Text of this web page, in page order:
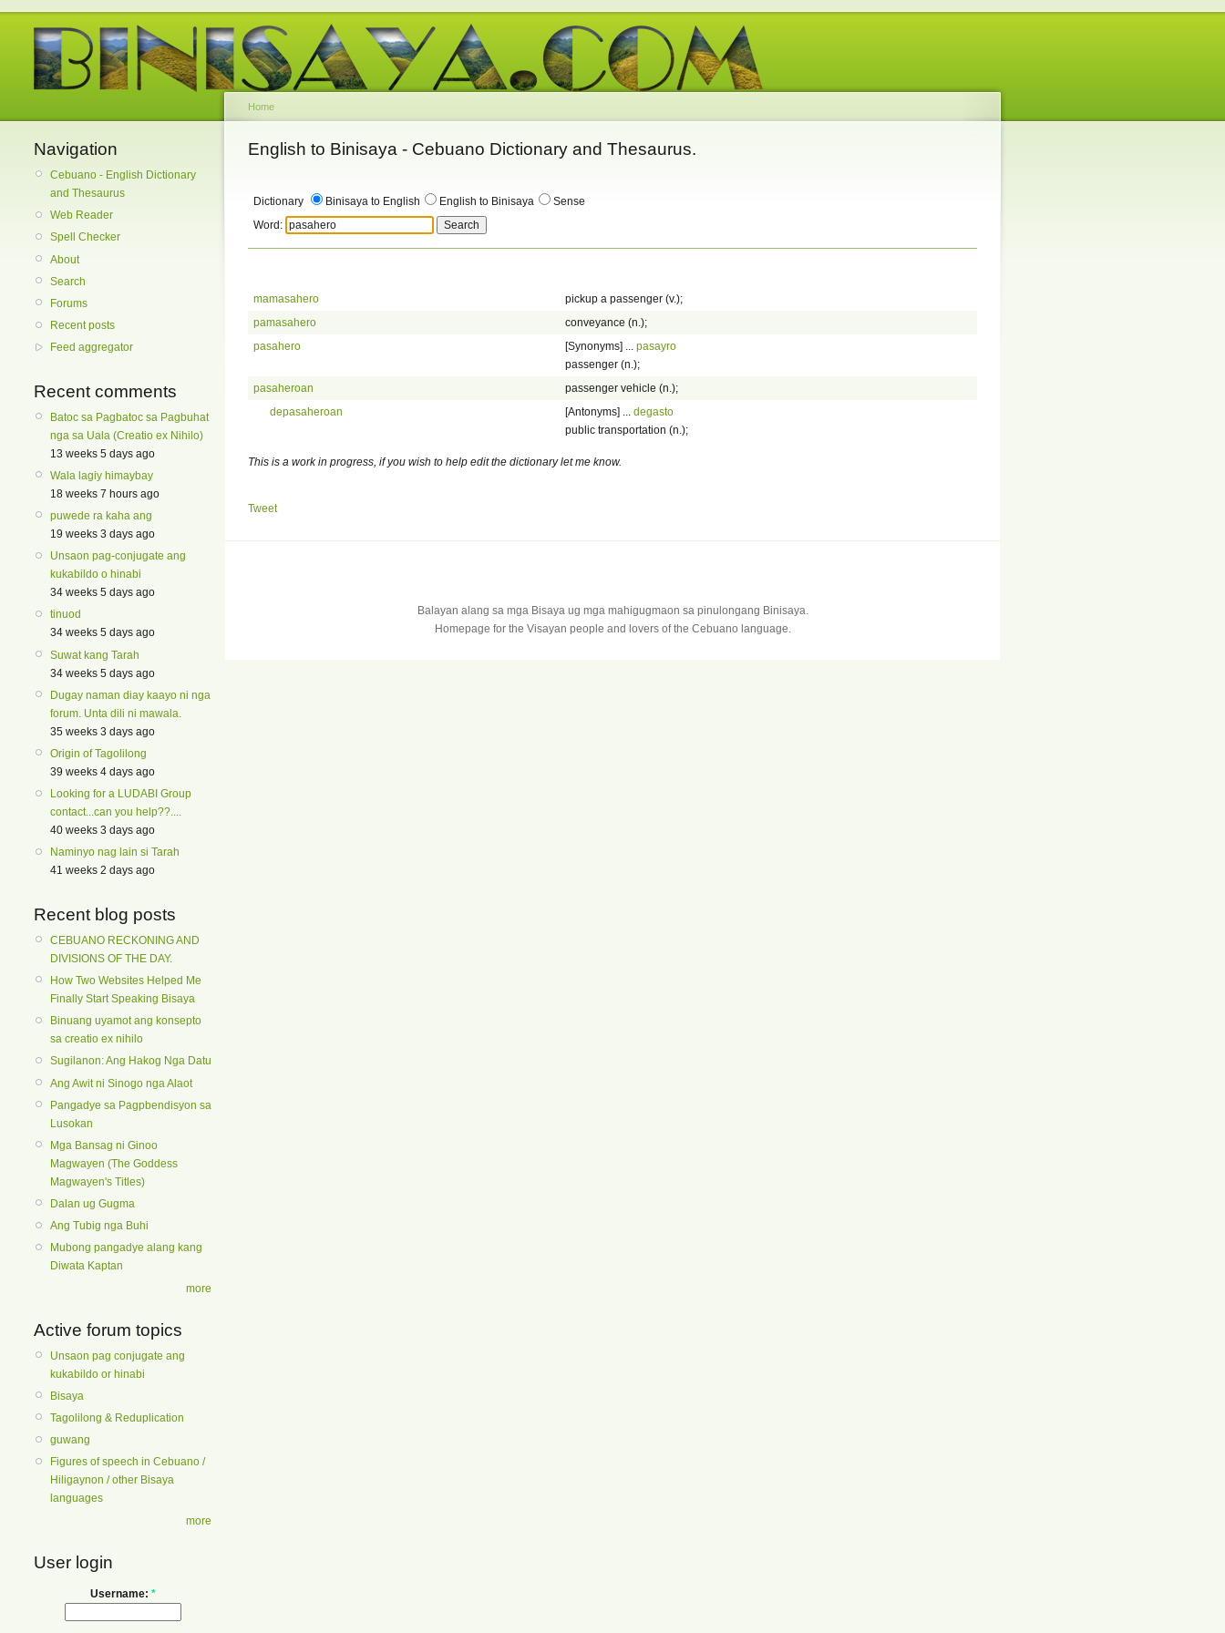
Navigation
Cebuano - English Dictionary
and Thesaurus
Web Reader
Spell Checker
About
Search
Forums
Recent posts
Feed aggregator
Recent comments
Batoc sa Pagbatoc sa Pagbuhat
nga sa Uala (Creatio ex Nihilo)
13 weeks 5 days ago
Wala lagiy himaybay
18 weeks 7 hours ago
puwede ra kaha ang
19 weeks 3 days ago
Unsaon pag-conjugate ang
kukabildo o hinabi
34 weeks 5 days ago
tinuod
34 weeks 5 days ago
Suwat kang Tarah
34 weeks 5 days ago
Dugay naman diay kaayo ni nga
forum. Unta dili ni mawala.
35 weeks 3 days ago
Origin of Tagolilong
39 weeks 4 days ago
Looking for a LUDABI Group
contact...can you help??....
40 weeks 3 days ago
Naminyo nag lain si Tarah
41 weeks 2 days ago
Recent blog posts
CEBUANO RECKONING AND
DIVISIONS OF THE DAY.
How Two Websites Helped Me
Finally Start Speaking Bisaya
Binuang uyamot ang konsepto
sa creatio ex nihilo
Sugilanon: Ang Hakog Nga Datu
Ang Awit ni Sinogo nga Alaot
Pangadye sa Pagpbendisyon sa
Lusokan
Mga Bansag ni Ginoo
Magwayen (The Goddess
Magwayen's Titles)
Dalan ug Gugma
Ang Tubig nga Buhi
Mubong pangadye alang kang
Diwata Kaptan
more
Active forum topics
Unsaon pag conjugate ang
kukabildo or hinabi
Bisaya
Tagolilong & Reduplication
guwang
Figures of speech in Cebuano /
Hiligaynon / other Bisaya
languages
more
User login
Username: *
Home
English to Binisaya - Cebuano Dictionary and Thesaurus.
Dictionary Binisaya to English English to Binisaya
Sense
Word:
mamasahero
pickup a passenger (v.);
pamasahero
conveyance (n.);
pasahero
[Synonyms] ... pasayro
passenger (n.);
pasaheroan
passenger vehicle (n.);
depasaheroan
[Antonyms] ... degasto
public transportation (n.);
This is a work in progress, if you wish to help edit the dictionary let me know.
Tweet
Balayan alang sa mga Bisaya ug mga mahigugmaon sa pinulongang Binisaya.
Homepage for the Visayan people and lovers of the Cebuano language.